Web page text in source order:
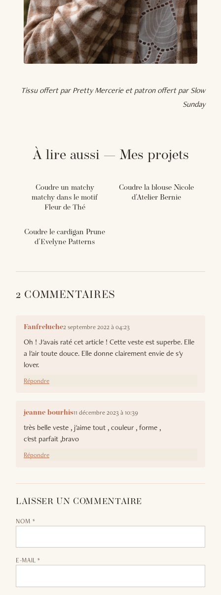
Tissu offert par Pretty Mercerie et patron offert par Slow
Sunday
À lire aussi — Mes projets
Coudre un matchy
matchy dans le motif
Fleur de Thé
Coudre la blouse Nicole
d'Atelier Bernie
Coudre le cardigan Prune
d'Evelyne Patterns
2 COMMENTAIRES
Fanfreluche2 septembre 2022 à 04:23
Oh ! J'avais raté cet article ! Cette veste est superbe. Elle
a l'air toute douce. Elle donne clairement envie de s'y
lover.
Répondre
jeanne bourhis11 décembre 2023 à 10:39
très belle veste , j'aime tout , couleur , forme ,
c'est parfait ,bravo
Répondre
LAISSER UN COMMENTAIRE
NOM *
E-MAIL *